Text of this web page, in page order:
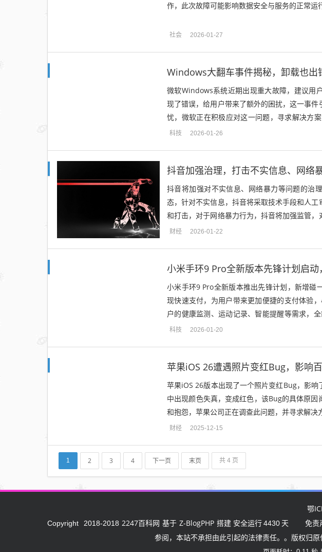
作，此次故障可能影响数据安全与服务的正常运
社会 2026-01-27
Windows大翻车事件揭秘，卸载也出
微软Windows系统近期出现重大故障，建议用
现了错误，给用户带来了额外的困扰，这一事
忧，微软正在积极应对这一问题，寻求解决方
件也出错，引发用户关注和担忧，微软正在积极
科技 2026-01-26
抖音加强治理，打击不实信息、网络
抖音将加强对不实信息、网络暴力等问题的治
态，针对不实信息，抖音将采取技术手段和人
和打击，对于网络暴力行为，抖音将加强监管
度，并依法依规进行处罚，此举旨在保护用户权
财经 2026-01-22
小米手环9 Pro全新版本先锋计划启
小米手环9 Pro全新版本推出先锋计划，新增碰
现快速支付，为用户带来更加便捷的支付体验
户的健康监测、运动记录、智能提醒等需求，
智能、便捷的生活体验。...
科技 2026-01-20
苹果iOS 26遭遇照片变红Bug，影响
苹果iOS 26版本出现了一个照片变红Bug，影
中出现颜色失真，变成红色，该Bug的具体原
和抱怨，苹果公司正在调查此问题，并寻求解决
财经 2025-12-15
1 2 3 4 下一页 末页 共 4 页
鄂
Copyright 2018-2018 2247百科网 基于 Z-BlogPHP 搭建 安全运行4430 天
免责声
参阅，本站不承担由此引起的法律责任。。版权归